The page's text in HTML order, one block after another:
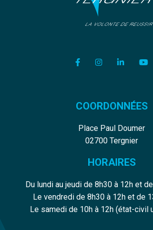
Lien vers le compte
Lien vers le
Lien
COORDONNÉES
Place Paul Doumer
02700 Tergnier
HORAIRES
Du lundi au jeudi de 8h30 à 12h et
Le vendredi de 8h30 à 12h et de
Le samedi de 10h à 12h (état-civil